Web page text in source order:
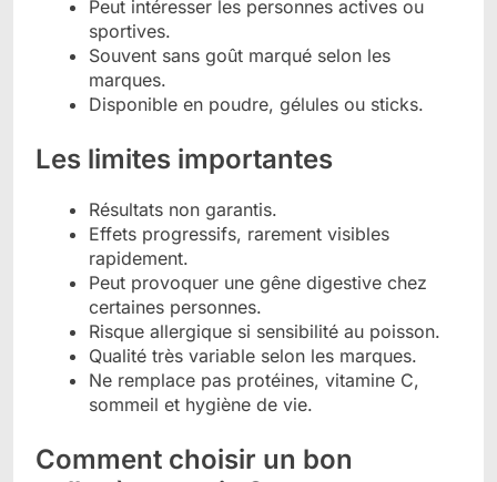
Peut intéresser les personnes actives ou
sportives.
Souvent sans goût marqué selon les
marques.
Disponible en poudre, gélules ou sticks.
Les limites importantes
Résultats non garantis.
Effets progressifs, rarement visibles
rapidement.
Peut provoquer une gêne digestive chez
certaines personnes.
Risque allergique si sensibilité au poisson.
Qualité très variable selon les marques.
Ne remplace pas protéines, vitamine C,
sommeil et hygiène de vie.
Comment choisir un bon